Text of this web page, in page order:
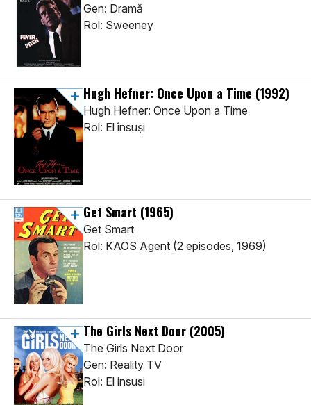
Gen: Dramă
Rol: Sweeney
Hugh Hefner: Once Upon a Time (1992)
Hugh Hefner: Once Upon a Time
Rol: El însuși
Get Smart (1965)
Get Smart
Rol: KAOS Agent (2 episodes, 1969)
The Girls Next Door (2005)
The Girls Next Door
Gen: Reality TV
Rol: El insusi